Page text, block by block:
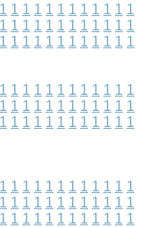
1 1 1 1 1 1 1 1 1 1 1 1
1 1 1 1 1 1 1 1 1 1 1 1
1 1 1 1 1 1 1 1 1 1 1 1
1 1 1 1 1 1 1 1 1 1 1 1
1 1 1 1 1 1 1 1 1 1 1 1
1 1 1 1 1 1 1 1 1 1 1 1
1 1 1 1 1 1 1 1 1 1 1 1
1 1 1 1 1 1 1 1 1 1 1 1
1 1 1 1 1 1 1 1 1 1 1 1